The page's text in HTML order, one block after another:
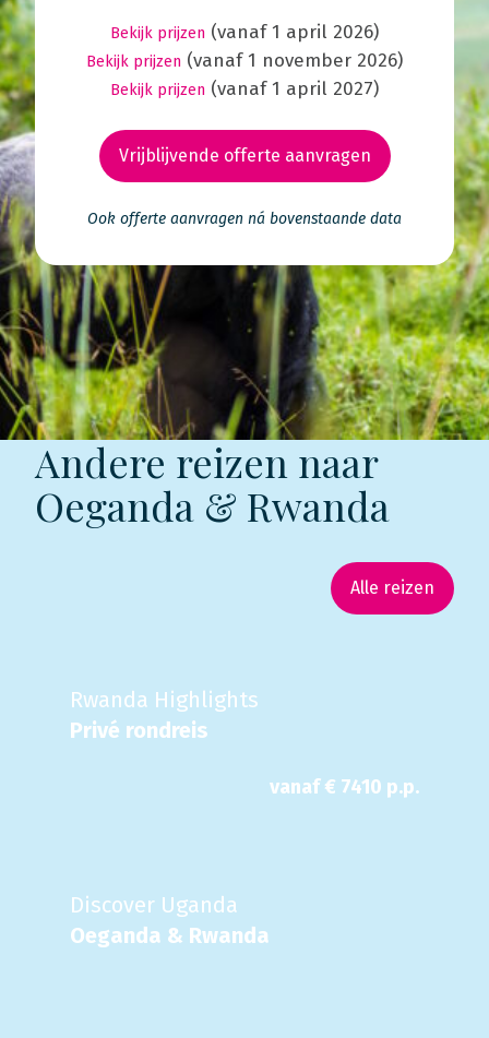
Bekijk prijzen (vanaf 1 april 2026)
Bekijk prijzen (vanaf 1 november 2026)
Bekijk prijzen (vanaf 1 april 2027)
Vrijblijvende offerte aanvragen
Ook offerte aanvragen ná bovenstaande data
Andere reizen naar
Oeganda & Rwanda
Alle reizen
Rwanda Highlights
Privé rondreis
vanaf € 7410 p.p.
Discover Uganda
Oeganda & Rwanda